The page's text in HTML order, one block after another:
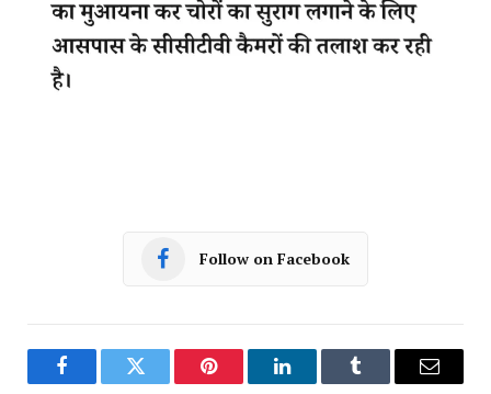
Follow on Facebook
FacebookTwitter Pinterest LinkedInTumblr Email